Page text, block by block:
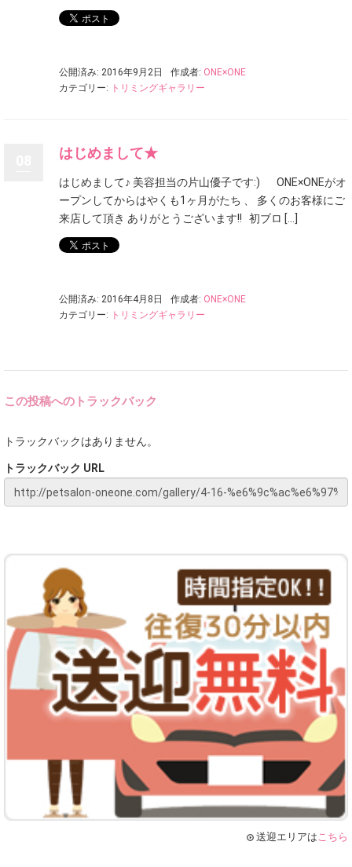
公開済み: 2016年9月2日 作成者: ONE×ONE
カテゴリー: トリミングギャラリー
はじめまして★
はじめまして♪ 美容担当の片山優子です:) ONE×ONEがオ
ープンしてからはやくも1ヶ月がたち 、 多くのお客様にご
来店して頂き ありがとうございます!! 初ブロ […]
公開済み: 2016年4月8日 作成者: ONE×ONE
カテゴリー: トリミングギャラリー
この投稿へのトラックバック
トラックバックはありません。
トラックバック URL
送迎エリアはこちら